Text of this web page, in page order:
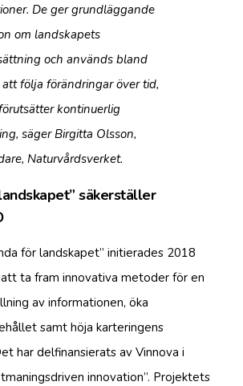
De ger grundläggande
om landskapets
och används bland
följa förändringar över tid,
kontinuerlig
säger Birgitta Olsson,
Naturvårdsverket.
säkerställer
för landskapet” initierades 2018
ta fram innovativa metoder för en
av informationen, öka
samt höja karteringens
har delfinansierats av Vinnova i
innovation”. Projektets